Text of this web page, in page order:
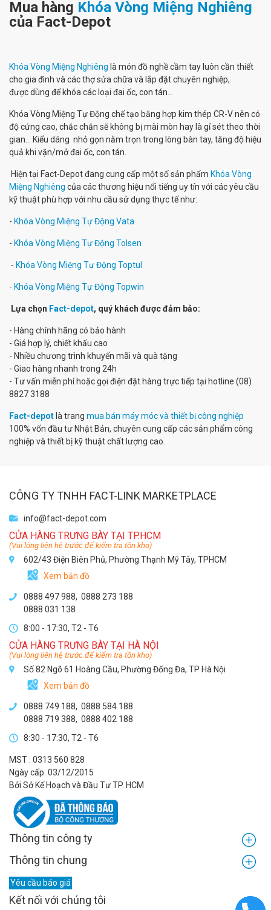
Mua hàng Khóa Vòng Miệng Nghiêng
của Fact-Depot
Khóa Vòng Miệng Nghiêng là món đồ nghề cầm tay luôn cần thiết
cho gia đình và các thợ sửa chữa và lắp đặt chuyên nghiệp,
được dùng để khóa các loại đai ốc, con tán...
Khóa Vòng Miệng Tự Động chế tạo bằng hợp kim thép CR-V nên có
độ cứng cao, chắc chắn sẽ không bị mài mòn hay là gỉ sét theo thời
gian... Kiểu dáng nhỏ gọn nằm trọn trong lòng bàn tay, tăng độ hiệu
quả khi vặn/mở đai ốc, con tán.
Hiện tại Fact-Depot đang cung cấp một số sản phẩm Khóa Vòng
Miệng Nghiêng của các thương hiệu nổi tiếng uy tín với các yêu cầu
kỹ thuật phù hợp với nhu cầu sử dụng thực tế như:
- Khóa Vòng Miệng Tự Động Vata
- Khóa Vòng Miệng Tự Động Tolsen
- Khóa Vòng Miệng Tự Động Toptul
- Khóa Vòng Miệng Tự Động Topwin
Lựa chọn Fact-depot, quý khách được đảm bảo:
- Hàng chính hãng có bảo hành
- Giá hợp lý, chiết khấu cao
- Nhiều chương trình khuyến mãi và quà tặng
- Giao hàng nhanh trong 24h
- Tư vấn miễn phí hoặc gọi điện đặt hàng trực tiếp tại hotline (08)
8827 3188
Fact-depot là trang mua bán máy móc và thiết bị công nghiệp
100% vốn đầu tư Nhật Bản, chuyên cung cấp các sản phẩm công
nghiệp và thiết bị kỹ thuật chất lượng cao.
CÔNG TY TNHH FACT-LINK MARKETPLACE
info@fact-depot.com
CỬA HÀNG TRƯNG BÀY TẠI TP.HCM
(Vui lòng liên hệ trước để kiểm tra tồn kho)
602/43 Điện Biên Phủ, Phường Thạnh Mỹ Tây, TPHCM
Xem bản đồ
0888 497 988, 0888 273 188
0888 031 138
8:00 - 17:30, T2 - T6
CỬA HÀNG TRƯNG BÀY TẠI HÀ NỘI
(Vui lòng liên hệ trước để kiểm tra tồn kho)
Số 82 Ngõ 61 Hoàng Cầu, Phường Đống Đa, TP Hà Nội
Xem bản đồ
0888 749 188, 0888 584 188
0888 719 388, 0888 402 188
8:30 - 17:30, T2 - T6
MST : 0313 560 828
Ngày cấp: 03/12/2015
Bởi Sở Kế Hoạch và Đầu Tư TP. HCM
Thông tin công ty
Thông tin chung
Yêu cầu báo giá
Kết nối với chúng tôi